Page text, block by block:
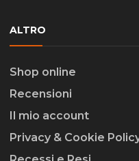
ALTRO
Shop online
Recensioni
Il mio account
Privacy & Cookie